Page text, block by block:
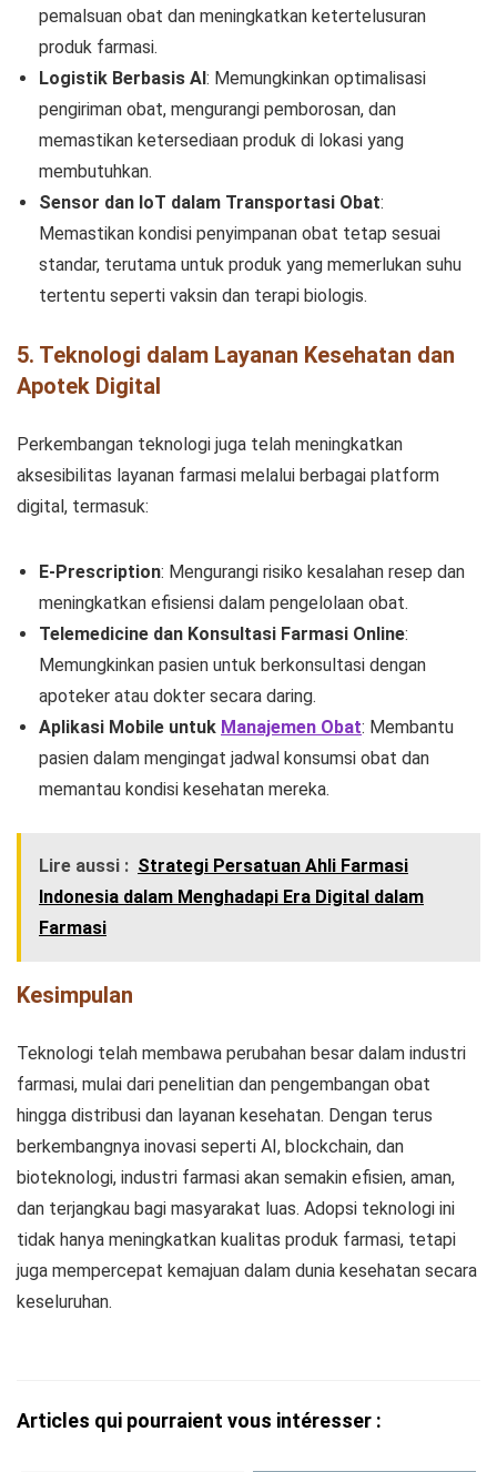
pemalsuan obat dan meningkatkan ketertelusuran
produk farmasi.
Logistik Berbasis AI: Memungkinkan optimalisasi
pengiriman obat, mengurangi pemborosan, dan
memastikan ketersediaan produk di lokasi yang
membutuhkan.
Sensor dan IoT dalam Transportasi Obat:
Memastikan kondisi penyimpanan obat tetap sesuai
standar, terutama untuk produk yang memerlukan suhu
tertentu seperti vaksin dan terapi biologis.
5. Teknologi dalam Layanan Kesehatan dan
Apotek Digital
Perkembangan teknologi juga telah meningkatkan
aksesibilitas layanan farmasi melalui berbagai platform
digital, termasuk:
E-Prescription: Mengurangi risiko kesalahan resep dan
meningkatkan efisiensi dalam pengelolaan obat.
Telemedicine dan Konsultasi Farmasi Online:
Memungkinkan pasien untuk berkonsultasi dengan
apoteker atau dokter secara daring.
Aplikasi Mobile untuk Manajemen Obat: Membantu
pasien dalam mengingat jadwal konsumsi obat dan
memantau kondisi kesehatan mereka.
Lire aussi : Strategi Persatuan Ahli Farmasi
Indonesia dalam Menghadapi Era Digital dalam
Farmasi
Kesimpulan
Teknologi telah membawa perubahan besar dalam industri
farmasi, mulai dari penelitian dan pengembangan obat
hingga distribusi dan layanan kesehatan. Dengan terus
berkembangnya inovasi seperti AI, blockchain, dan
bioteknologi, industri farmasi akan semakin efisien, aman,
dan terjangkau bagi masyarakat luas. Adopsi teknologi ini
tidak hanya meningkatkan kualitas produk farmasi, tetapi
juga mempercepat kemajuan dalam dunia kesehatan secara
keseluruhan.
Articles qui pourraient vous intéresser :